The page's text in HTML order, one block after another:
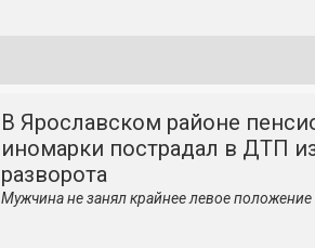
В Ярославском районе
иномарки пострадал в ДТП
разворота
Мужчина не занял крайнее левое положение